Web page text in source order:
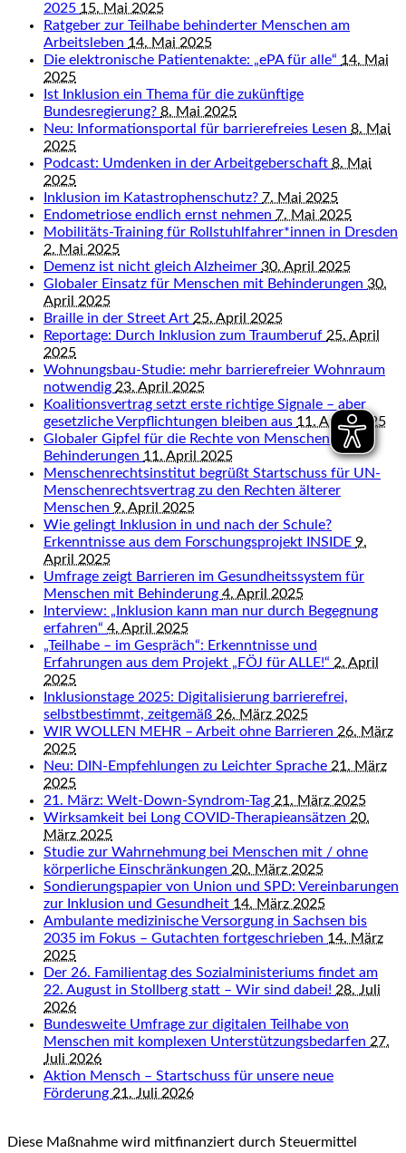
2025 15. Mai 2025
Ratgeber zur Teilhabe behinderter Menschen am
Arbeitsleben 14. Mai 2025
Die elektronische Patientenakte: „ePA für alle“ 14. Mai
2025
Ist Inklusion ein Thema für die zukünftige
Bundesregierung? 8. Mai 2025
Neu: Informationsportal für barrierefreies Lesen 8. Mai
2025
Podcast: Umdenken in der Arbeitgeberschaft 8. Mai
2025
Inklusion im Katastrophenschutz? 7. Mai 2025
Endometriose endlich ernst nehmen 7. Mai 2025
Mobilitäts-Training für Rollstuhlfahrer*innen in Dresden
2. Mai 2025
Demenz ist nicht gleich Alzheimer 30. April 2025
Globaler Einsatz für Menschen mit Behinderungen 30.
April 2025
Braille in der Street Art 25. April 2025
Reportage: Durch Inklusion zum Traumberuf 25. April
2025
Wohnungsbau-Studie: mehr barrierefreier Wohnraum
notwendig 23. April 2025
Koalitionsvertrag setzt erste richtige Signale – aber
gesetzliche Verpflichtungen bleiben aus 11. April 2025
Globaler Gipfel für die Rechte von Menschen mit
Behinderungen 11. April 2025
Menschenrechtsinstitut begrüßt Startschuss für UN-
Menschenrechtsvertrag zu den Rechten älterer
Menschen 9. April 2025
Wie gelingt Inklusion in und nach der Schule?
Erkenntnisse aus dem Forschungsprojekt INSIDE 9.
April 2025
Umfrage zeigt Barrieren im Gesundheitssystem für
Menschen mit Behinderung 4. April 2025
Interview: „Inklusion kann man nur durch Begegnung
erfahren“ 4. April 2025
„Teilhabe – im Gespräch“: Erkenntnisse und
Erfahrungen aus dem Projekt „FÖJ für ALLE!“ 2. April
2025
Inklusionstage 2025: Digitalisierung barrierefrei,
selbstbestimmt, zeitgemäß 26. März 2025
WIR WOLLEN MEHR – Arbeit ohne Barrieren 26. März
2025
Neu: DIN-Empfehlungen zu Leichter Sprache 21. März
2025
21. März: Welt-Down-Syndrom-Tag 21. März 2025
Wirksamkeit bei Long COVID-Therapieansätzen 20.
März 2025
Studie zur Wahrnehmung bei Menschen mit / ohne
körperliche Einschränkungen 20. März 2025
Sondierungspapier von Union und SPD: Vereinbarungen
zur Inklusion und Gesundheit 14. März 2025
Ambulante medizinische Versorgung in Sachsen bis
2035 im Fokus – Gutachten fortgeschrieben 14. März
2025
Der 26. Familientag des Sozialministeriums findet am
22. August in Stollberg statt – Wir sind dabei! 28. Juli
2026
Bundesweite Umfrage zur digitalen Teilhabe von
Menschen mit komplexen Unterstützungsbedarfen 27.
Juli 2026
Aktion Mensch – Startschuss für unsere neue
Förderung 21. Juli 2026
Diese Maßnahme wird mitfinanziert durch Steuermittel